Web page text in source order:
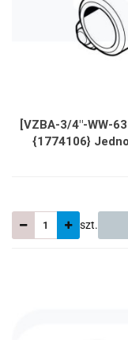
[VZBA-3/4"-WW-
{1774106}
szt.